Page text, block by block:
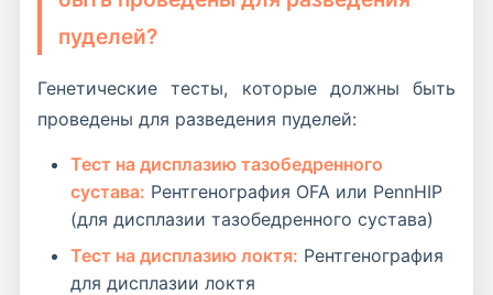
пуделей?
Генетические тесты, которые должны быть
проведены для разведения пуделей:
Тест на дисплазию тазобедренного
сустава: Рентгенография OFA или PennHIP
(для дисплазии тазобедренного сустава)
Тест на дисплазию локтя: Рентгенография
для дисплазии локтя